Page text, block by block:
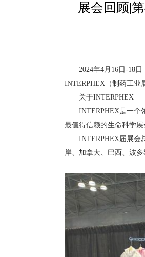
展会回顾|
2024年4月16日-18日
INTERPHEX（制药工业
关于INTERPHEX
INTERPHEX是一个领
最值得信赖的生命科学
INTERPHEX届展会总
岸、加拿大、巴西、波